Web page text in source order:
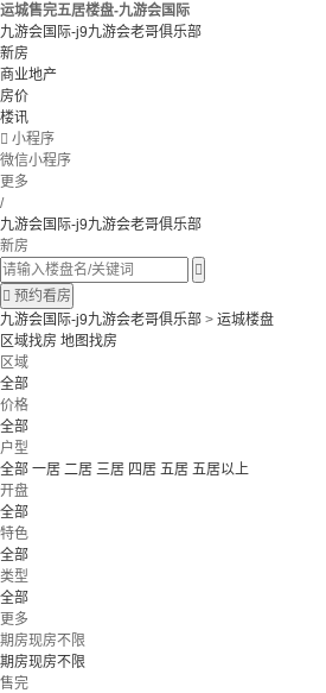
运城售完五居楼盘-九游会国际
九游会国际-j9九游会老哥俱乐部
新房
商业地产
房价
楼讯
 小程序
微信小程序
更多
/
九游会国际-j9九游会老哥俱乐部
新房

 预约看房
九游会国际-j9九游会老哥俱乐部 > 运城楼盘
区域找房 地图找房
区域
全部
价格
全部
户型
全部 一居 二居 三居 四居 五居 五居以上
开盘
全部
特色
全部
类型
全部
更多
期房现房不限
期房现房不限
售完